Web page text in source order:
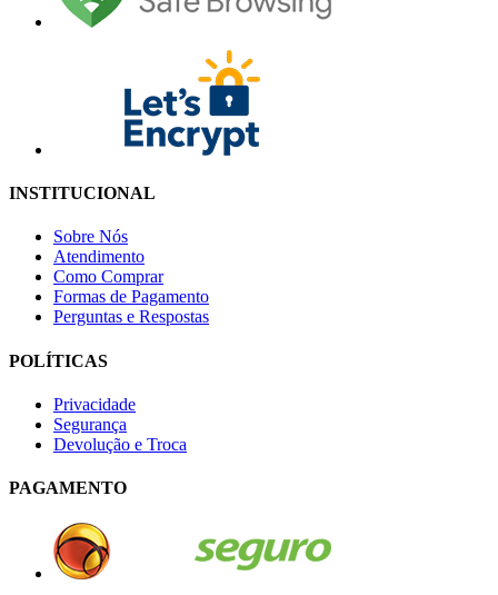
INSTITUCIONAL
Sobre Nós
Atendimento
Como Comprar
Formas de Pagamento
Perguntas e Respostas
POLÍTICAS
Privacidade
Segurança
Devolução e Troca
PAGAMENTO